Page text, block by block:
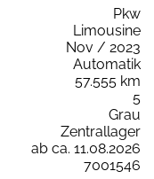
Pkw
Limousine
Nov / 2023
Automatik
57.555 km
5
Grau
Zentrallager
ab ca. 11.08.2026
7001546